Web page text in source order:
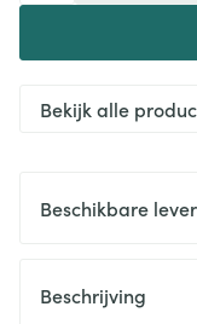
Bekijk alle
Beschikbare
Beschrijving